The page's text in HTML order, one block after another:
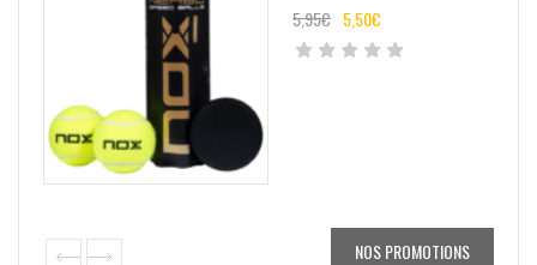
5,95€ 5,50€
NOS PROMOTIONS